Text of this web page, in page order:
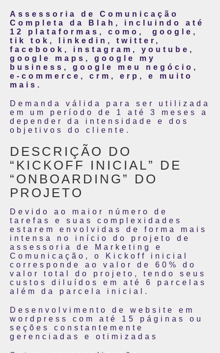
Assessoria de Comunicação
Completa da Blah, incluindo até
12 plataformas, como, google,
tik tok, linkedin, twitter,
facebook, instagram, youtube,
google maps, google my
business, google meu negócio,
e-commerce, crm, erp, e muito
mais.
Demanda válida para ser utilizada
em um período de 1 até 3 meses a
depender da intensidade e dos
objetivos do cliente.
DESCRIÇÃO DO
“KICKOFF INICIAL” DE
“ONBOARDING” DO
PROJETO
Devido ao maior número de
tarefas e suas complexidades
estarem envolvidas de forma mais
intensa no início do projeto de
assessoria de Marketing e
Comunicação, o Kickoff inicial
corresponde ao valor de 60% do
valor total do projeto, tendo seus
custos diluídos em até 6 parcelas
além da parcela inicial.
Desenvolvimento de website em
wordpress com até 15 páginas ou
seções constantemente
gerenciadas e otimizadas